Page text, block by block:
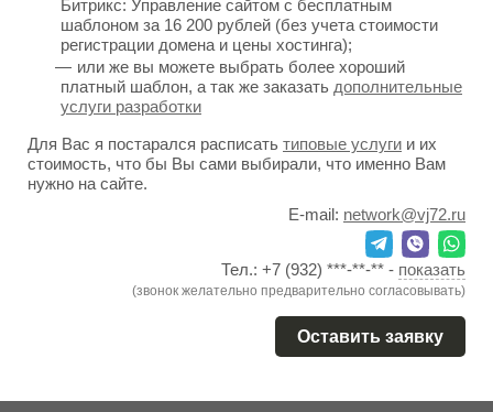
Битрикс: Управление сайтом с бесплатным
шаблоном за 16 200 рублей (без учета стоимости
регистрации домена и цены хостинга);
или же вы можете выбрать более хороший
платный шаблон, а так же заказать дополнительные
услуги разработки
Для Вас я постарался расписать типовые услуги и их
стоимость, что бы Вы сами выбирали, что именно Вам
нужно на сайте.
E-mail: network@vj72.ru
Тел.: +7 (932) ***-**-** - показать
(звонок желательно предварительно согласовывать)
Оставить заявку